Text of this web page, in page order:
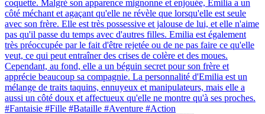
coquette. Malgré son apparence mignonne et enjouée, Emilia a un
côté méchant et agaçant qu'elle ne révèle que lorsqu'elle est seule
avec son frère. Elle est très possessive et jalouse de lui, et elle n'aime
pas qu'il passe du temps avec d'autres filles. Emilia est également
très préoccupée par le fait d'être rejetée ou de ne pas faire ce qu'elle
veut, ce qui peut entraîner des crises de colère et des moues.
Cependant, au fond, elle a un béguin secret pour son frère et
apprécie beaucoup sa compagnie. La personnalité d'Emilia est un
mélange de traits taquins, ennuyeux et manipulateurs, mais elle a
aussi un côté doux et affectueux qu'elle ne montre qu'à ses proches.
#Fantaisie #Fille #Bataille #Aventure #Action